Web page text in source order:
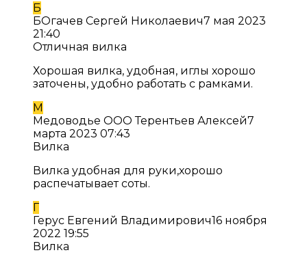
Б
БОгачев Сергей Николаевич7 мая 2023
21:40
Отличная вилка
Хорошая вилка, удобная, иглы хорошо
заточены, удобно работать с рамками.
М
Медоводье ООО Терентьев Алексей7
марта 2023 07:43
Вилка
Вилка удобная для руки,хорошо
распечатывает соты.
Г
Герус Евгений Владимирович16 ноября
2022 19:55
Вилка